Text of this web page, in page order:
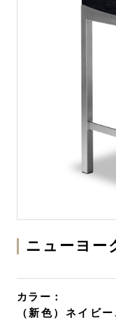
ニューヨー
カラー：
（新色）ネイビ